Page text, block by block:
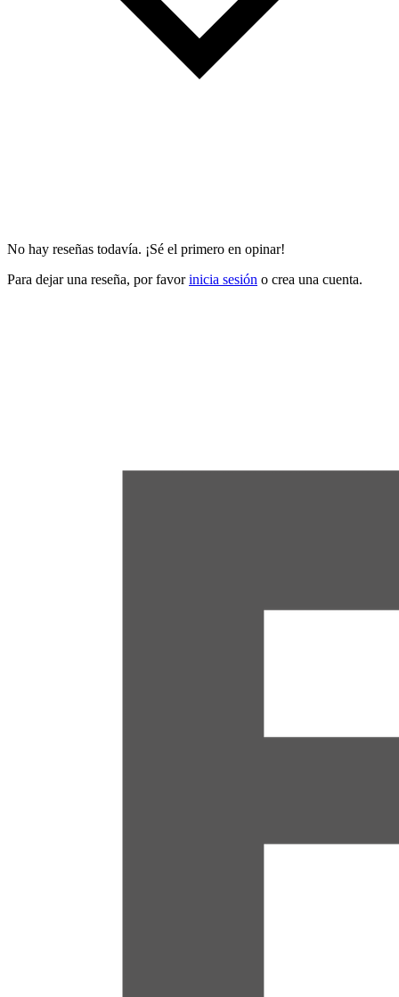
No hay reseñas todavía. ¡Sé el primero en opinar!
Para dejar una reseña, por favorinicia sesión o crea una cuenta.